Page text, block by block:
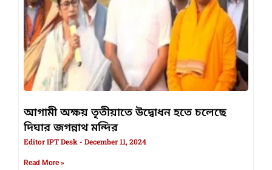
আগামী অক্ষয় তৃতীয়াতে উদ্বোধন হতে চলেছে
দিঘার জগন্নাথ মন্দির
Editor IPT Desk December 11, 2024
Read More »